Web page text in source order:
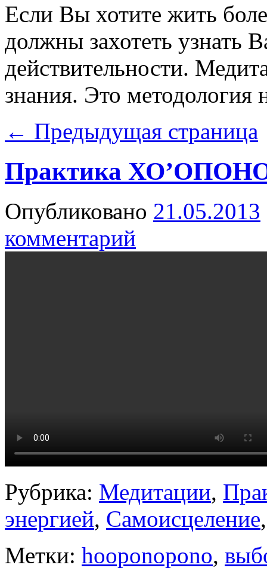
Если Вы хотите жить
должны захотеть узнать
действительности.
знания. Это мeтодология
← Предыдущая страница
Практика
Опубликовано 21.05.2013
комментарий
Рубрика: Медитации,
энергией, Самоисцеление
Метки: hooponopono,